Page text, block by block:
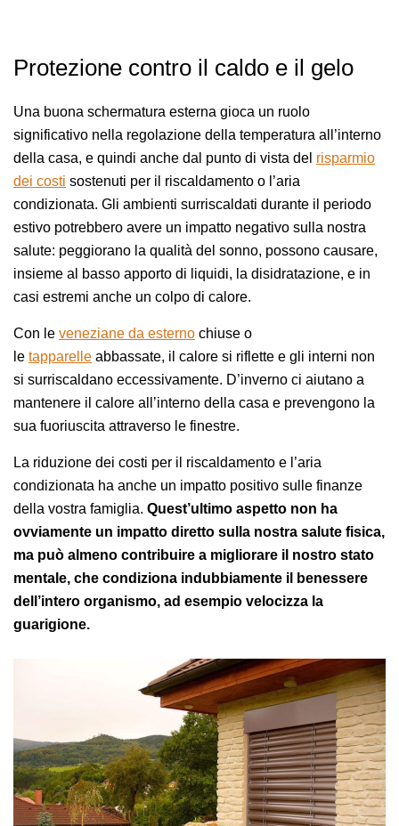
Protezione contro il caldo e il gelo
Una buona schermatura esterna gioca un ruolo
significativo nella regolazione della temperatura all’interno
della casa, e quindi anche dal punto di vista del risparmio
dei costi sostenuti per il riscaldamento o l’aria
condizionata. Gli ambienti surriscaldati durante il periodo
estivo potrebbero avere un impatto negativo sulla nostra
salute: peggiorano la qualità del sonno, possono causare,
insieme al basso apporto di liquidi, la disidratazione, e in
casi estremi anche un colpo di calore.
Con le veneziane da esterno chiuse o
le tapparelle abbassate, il calore si riflette e gli interni non
si surriscaldano eccessivamente. D’inverno ci aiutano a
mantenere il calore all’interno della casa e prevengono la
sua fuoriuscita attraverso le finestre.
La riduzione dei costi per il riscaldamento e l’aria
condizionata ha anche un impatto positivo sulle finanze
della vostra famiglia. Quest’ultimo aspetto non ha
ovviamente un impatto diretto sulla nostra salute fisica,
ma può almeno contribuire a migliorare il nostro stato
mentale, che condiziona indubbiamente il benessere
dell’intero organismo, ad esempio velocizza la
guarigione.